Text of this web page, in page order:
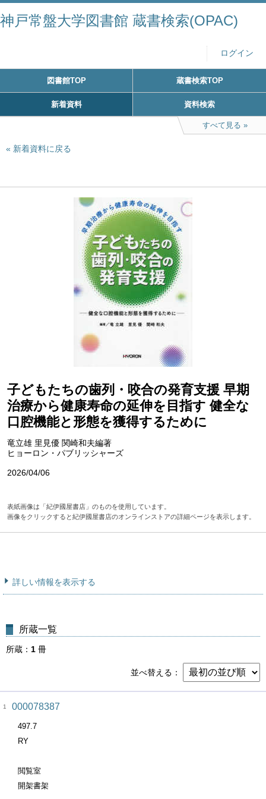
神戸常盤大学図書館 蔵書検索(OPAC)
ログイン
図書館TOP 蔵書検索TOP
新着資料 資料検索
すべて見る
新着資料に戻る
子どもたちの歯列・咬合の発育支援 早期
治療から健康寿命の延伸を目指す 健全な
口腔機能と形態を獲得するために
竜立雄 里見優 関崎和夫編著
ヒョーロン・パブリッシャーズ
2026/04/06
表紙画像は「紀伊國屋書店」のものを使用しています。
画像をクリックすると紀伊國屋書店のオンラインストアの詳細ページを表示します。
詳しい情報を表示する
所蔵一覧
所蔵 1 冊
並べ替える
1 000078387
497.7
RY
閲覧室
開架書架